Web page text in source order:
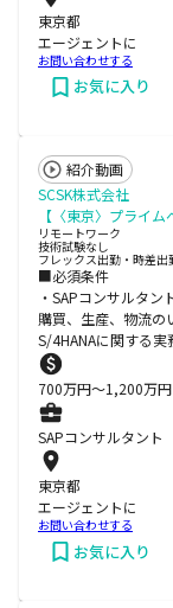
東京都
エージェントに
お問い合わせする
お気に入り
紹介動画
SCSK株式会社
【〈東京〉プライ
リモートワーク
技術試験なし
フレックス出勤・時差出
■必須条件
・SAPコンサルタン
購買、生産、物流の
S/4HANAに関する
700万円〜1,200万円
SAPコンサルタント
東京都
エージェントに
お問い合わせする
お気に入り